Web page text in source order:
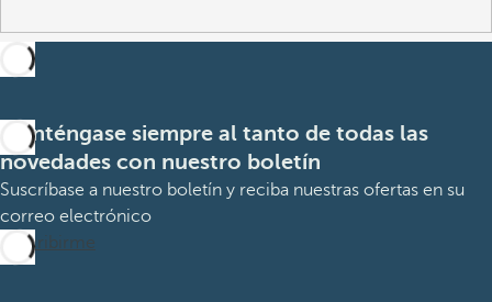
Manténgase siempre al tanto de todas las
novedades con nuestro boletín
Suscríbase a nuestro boletín y reciba nuestras ofertas en su
correo electrónico
Suscribirme